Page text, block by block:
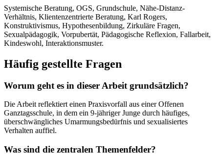
Systemische Beratung, OGS, Grundschule, Nähe-Distanz-
Verhältnis, Klientenzentrierte Beratung, Karl Rogers,
Konstruktivismus, Hypothesenbildung, Zirkuläre Fragen,
Sexualpädagogik, Vorpubertät, Pädagogische Reflexion, Fallarbeit,
Kindeswohl, Interaktionsmuster.
Häufig gestellte Fragen
Worum geht es in dieser Arbeit grundsätzlich?
Die Arbeit reflektiert einen Praxisvorfall aus einer Offenen
Ganztagsschule, in dem ein 9-jähriger Junge durch häufiges,
überschwängliches Umarmungsbedürfnis und sexualisiertes
Verhalten auffiel.
Was sind die zentralen Themenfelder?